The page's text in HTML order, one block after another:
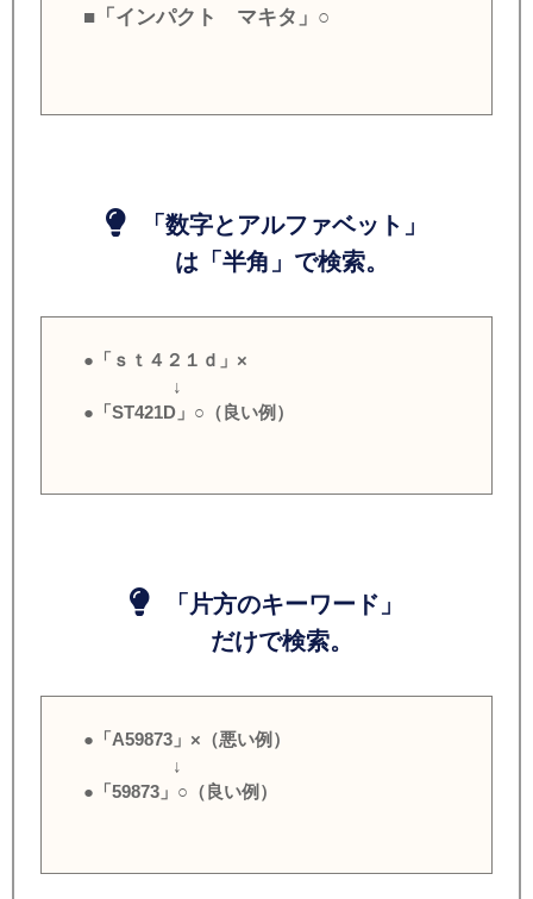
■「インパクト マキタ」○
「数字とアルファベット」
は「半角」で検索。
●「ｓｔ４２１ｄ」×
↓
●「ST421D」○（良い例）
「片方のキーワード」
だけで検索。
●「A59873」×（悪い例）
↓
●「59873」○（良い例）